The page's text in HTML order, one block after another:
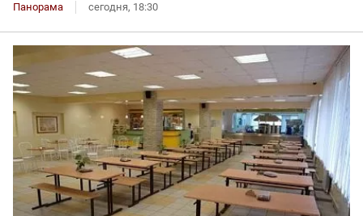
Панорама сегодня, 18:30